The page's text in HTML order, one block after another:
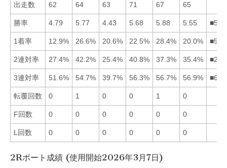
出走数 62 64 63 71 67 65
勝率 4.79 5.77 4.43 5.68 5.88 5.55
1着率 12.9% 26.6% 20.6% 22.5% 28.4% 20.0%
2連対率 27.4% 42.2% 25.4% 40.8% 37.3% 35.4%
3連対率 51.6% 54.7% 39.7% 56.3% 56.7% 56.9%
転覆回数 0 1 0 0 1 0
F回数 0 0 0 0 0 0
L回数 0 0 0 0 0 0
2Rボート成績 (使用開始2026年3月7日)